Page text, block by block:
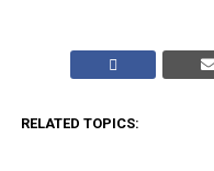
RELATED TOPICS: